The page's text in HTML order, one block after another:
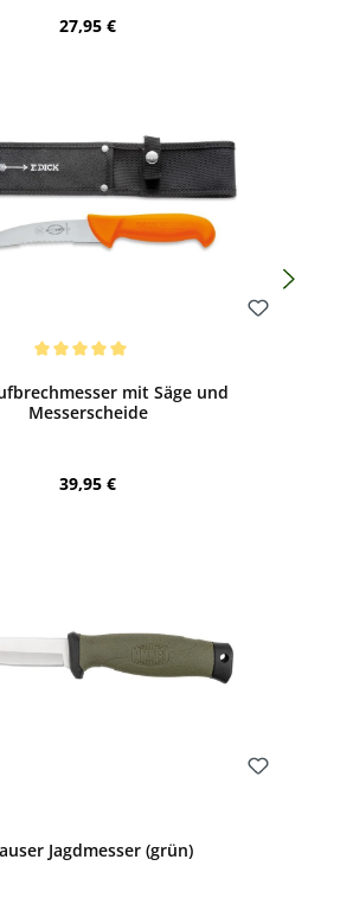
Regulärer Preis:
27,95 €
mit Säge und
Messerscheide
Regulärer Preis:
39,95 €
Jagdmesser (grün)